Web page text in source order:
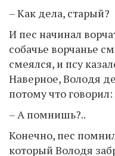
– Как дела, старый?
И пес начинал
собачье ворчанье
смеялся, и псу
Наверное, Володя
потому что говорил:
– А помнишь?..
Конечно, пес
который Володя